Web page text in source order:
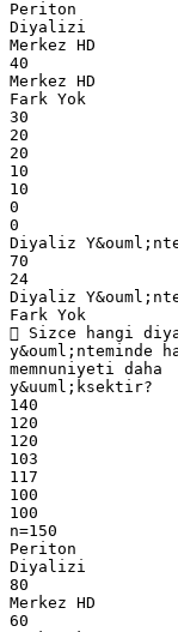
Periton
Diyalizi
Merkez HD
40
Merkez HD
Fark Yok
30
20
20
10
10
0
0
Diyaliz
70
24
Diyaliz
Fark Yok
 Sizce hangi
y&ouml;nteminde
memnuniyeti daha
y&uuml;ksektir?
140
120
120
103
117
100
100
n=150
Periton
Diyalizi
80
Merkez HD
60